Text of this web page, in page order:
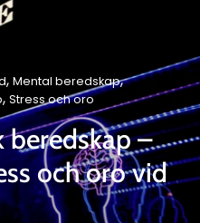
Mental beredskap
Stress och oro
beredskap –
och oro vid